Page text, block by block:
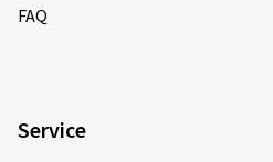
FAQ
Service